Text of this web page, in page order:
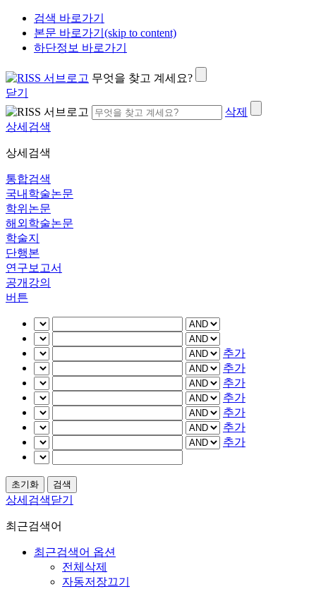
검색 바로가기
본문 바로가기(skip to content)
하단정보 바로가기
무엇을 찾고 계세요?
닫기
삭제
상세검색
상세검색
통합검색
국내학술논문
학위논문
해외학술논문
학술지
단행본
연구보고서
공개강의
버튼
추가
추가
추가
추가
추가
추가
추가
상세검색닫기
최근검색어
최근검색어 옵션
전체삭제
자동저장끄기